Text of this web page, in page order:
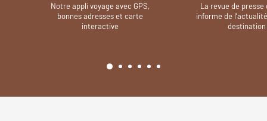
Notre appli voyage avec GPS,
bonnes adresses et carte
interactive
La revue de presse
informe de
destination